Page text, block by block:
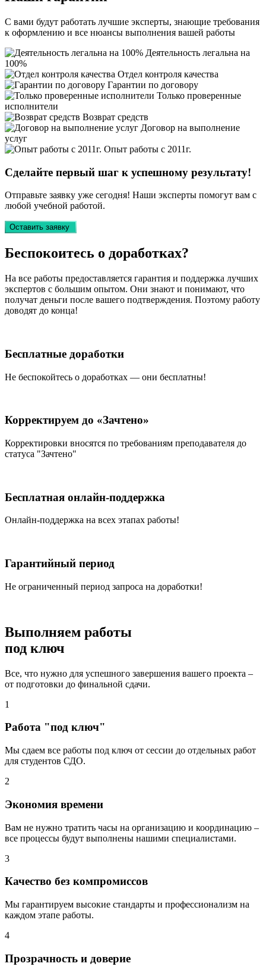
С вами будут работать лучшие эксперты, знающие требования
к оформлению и все нюансы выполнения вашей работы
Деятельность легальна на
100%
Отдел контроля качества
Гарантии по договору
Только проверенные
исполнители
Возврат средств
Договор на выполнение
услуг
Опыт работы с 2011г.
Сделайте первый шаг к успешному результату!
Отправьте заявку уже сегодня! Наши эксперты помогут вам с
любой учебной работой.
Оставить заявку
Беспокоитесь о доработках?
На все работы предоставляется гарантия и поддержка лучших
экспертов с большим опытом. Они знают и понимают, что
получат деньги после вашего подтверждения. Поэтому работу
доводят до конца!
Бесплатные доработки
Не беспокойтесь о доработках — они бесплатны!
Корректируем до «Зачтено»
Корректировки вносятся по требованиям преподавателя до
статуса "Зачтено"
Бесплатная онлайн-поддержка
Онлайн-поддержка на всех этапах работы!
Гарантийный период
Не ограниченный период запроса на доработки!
Выполняем работы
под ключ
Все, что нужно для успешного завершения вашего проекта –
от подготовки до финальной сдачи.
1
Работа "под ключ"
Мы сдаем все работы под ключ от сессии до отдельных работ
для студентов СДО.
2
Экономия времени
Вам не нужно тратить часы на организацию и координацию –
все процессы будут выполнены нашими специалистами.
3
Качество без компромиссов
Мы гарантируем высокие стандарты и профессионализм на
каждом этапе работы.
4
Прозрачность и доверие